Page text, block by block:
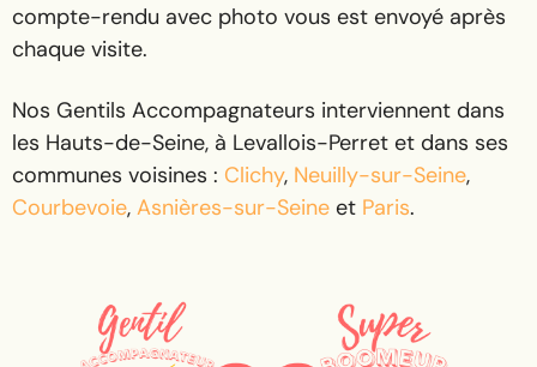
compte-rendu avec photo vous est envoyé après
chaque visite.
Nos Gentils Accompagnateurs interviennent dans
les Hauts-de-Seine, à Levallois-Perret et dans ses
communes voisines : Clichy, Neuilly-sur-Seine,
Courbevoie, Asnières-sur-Seine et Paris.